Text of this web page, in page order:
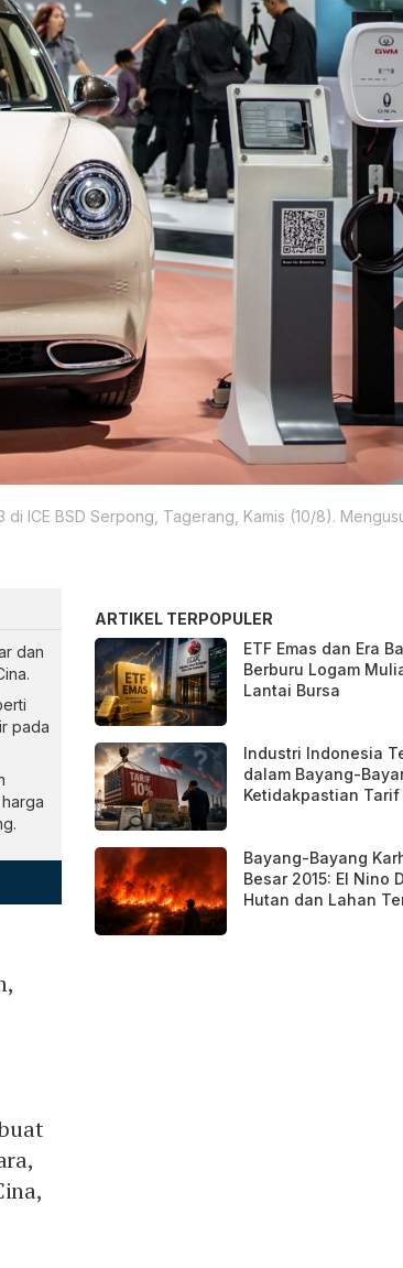
ICE BSD Serpong, Tagerang, Kamis (10/8).
dan
pada
ARTIKEL TERPOPULER
ETF Emas dan Era
Berburu Logam
Lantai Bursa
Industri Indonesia
dalam Bayang-
Ketidakpastian Tarif
Bayang-Bayang
Besar 2015: El Nino
Hutan dan Lahan